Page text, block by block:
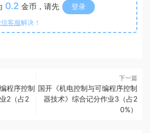
0.2 金币，请先 登录
客服解决！
程序控制
2（占2
下一篇
国开《机电控制与可编程序控制
器技术》综合记分作业3（占2
0%）